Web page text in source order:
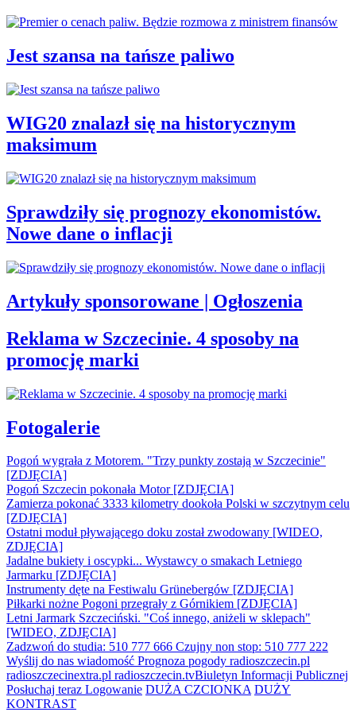
Jest szansa na tańsze paliwo
WIG20 znalazł się na historycznym
maksimum
Sprawdziły się prognozy ekonomistów.
Nowe dane o inflacji
Artykuły sponsorowane | Ogłoszenia
Reklama w Szczecinie. 4 sposoby na
promocję marki
Fotogalerie
Pogoń wygrała z Motorem. "Trzy punkty zostają w Szczecinie"
[ZDJĘCIA]
Pogoń Szczecin pokonała Motor [ZDJĘCIA]
Zamierza pokonać 3333 kilometry dookoła Polski w szczytnym celu
[ZDJĘCIA]
Ostatni moduł pływającego doku został zwodowany [WIDEO,
ZDJĘCIA]
Jadalne bukiety i oscypki... Wystawcy o smakach Letniego
Jarmarku [ZDJĘCIA]
Instrumenty dęte na Festiwalu Grünebergów [ZDJĘCIA]
Piłkarki nożne Pogoni przegrały z Górnikiem [ZDJĘCIA]
Letni Jarmark Szczeciński. "Coś innego, aniżeli w sklepach"
[WIDEO, ZDJĘCIA]
Zadzwoń do studia: 510 777 666 Czujny non stop: 510 777 222
Wyślij do nas wiadomość Prognoza pogody radioszczecin.pl
radioszczecinextra.pl radioszczecin.tvBiuletyn Informacji Publicznej
Posłuchaj teraz Logowanie DUŻA CZCIONKA DUŻY
KONTRAST